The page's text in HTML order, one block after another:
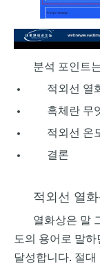
분석 포인트
적외선 열
흑체란 무
적외선 온
결론
적외선 열
열화상은 말
도의 용어로 말
달성합니다. 절